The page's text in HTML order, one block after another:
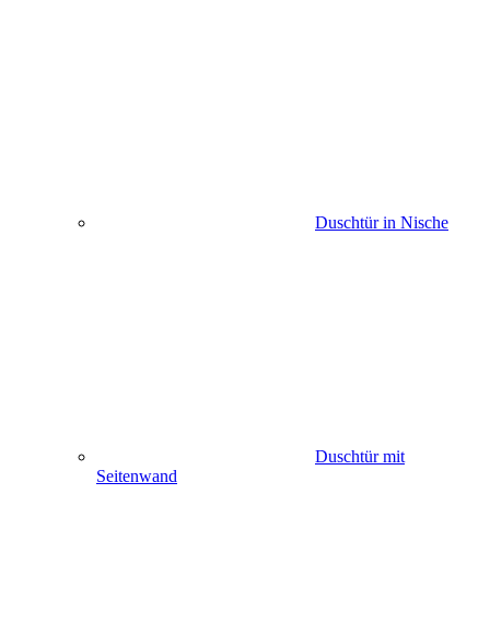
Duschtür in Nische
Duschtür mit
Seitenwand